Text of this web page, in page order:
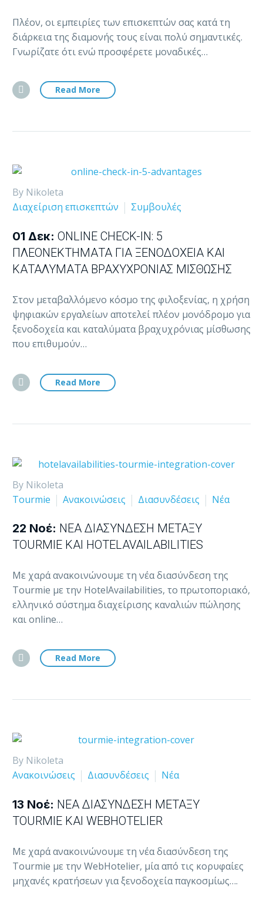
Πλέον, οι εμπειρίες των επισκεπτών σας κατά τη
διάρκεια της διαμονής τους είναι πολύ σημαντικές.
Γνωρίζατε ότι ενώ προσφέρετε μοναδικές…
Read More
By Nikoleta
Διαχείριση επισκεπτών
Συμβουλές
01 Δεκ: ONLINE CHECK-IN: 5
ΠΛΕΟΝΕΚΤΉΜΑΤΑ ΓΙΑ ΞΕΝΟΔΟΧΕΊΑ ΚΑΙ
ΚΑΤΑΛΎΜΑΤΑ ΒΡΑΧΥΧΡΌΝΙΑΣ ΜΊΣΘΩΣΗΣ
Στον μεταβαλλόμενο κόσμο της φιλοξενίας, η χρήση
ψηφιακών εργαλείων αποτελεί πλέον μονόδρομο για
ξενοδοχεία και καταλύματα βραχυχρόνιας μίσθωσης
που επιθυμούν…
Read More
By Nikoleta
Tourmie
Ανακοινώσεις Διασυνδέσεις Νέα
22 Νοέ: ΝΈΑ ΔΙΑΣΎΝΔΕΣΗ ΜΕΤΑΞΎ
TOURMIE ΚΑΙ HOTELAVAILABILITIES
Με χαρά ανακοινώνουμε τη νέα διασύνδεση της
Tourmie με την HotelAvailabilities, το πρωτοποριακό,
ελληνικό σύστημα διαχείρισης καναλιών πώλησης
και online…
Read More
By Nikoleta
Ανακοινώσεις
Διασυνδέσεις Νέα
13 Νοέ: ΝΈΑ ΔΙΑΣΎΝΔΕΣΗ ΜΕΤΑΞΎ
TOURMIE ΚΑΙ WEBHOTELIER
Με χαρά ανακοινώνουμε τη νέα διασύνδεση της
Tourmie με την WebHotelier, μία από τις κορυφαίες
μηχανές κρατήσεων για ξενοδοχεία παγκοσμίως….